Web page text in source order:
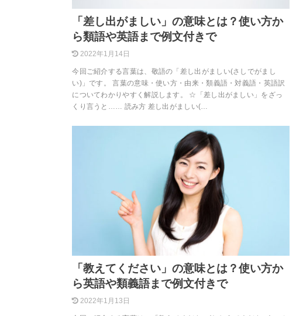
「差し出がましい」の意味とは？使い方か
ら類語や英語まで例文付きで
2022年1月14日
今回ご紹介する言葉は、敬語の「差し出がましい(さしでがまし
い)」です。 言葉の意味・使い方・由来・類義語・対義語・英語訳
についてわかりやすく解説します。 ☆「差し出がましい」をざっ
くり言うと…… 読み方 差し出がましい(…
「教えてください」の意味とは？使い方か
ら英語や類義語まで例文付きで
2022年1月13日